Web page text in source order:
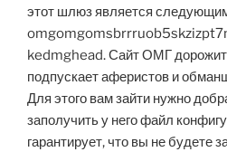
этот шлюз является
kedmghead. Сайт ОМГ дорожит
подпускает аферистов и
Для этого вам зайти нужно
заполучить у него файл
гарантирует, что вы не будете